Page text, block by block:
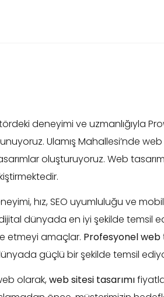
deneyimi ve uzmanlığıyla
Ulamış Mahallesi’nde web
oluşturuyoruz. Web
hız, SEO uyumluluğu ve
dünyada en iyi şekilde temsil
etmeyi amaçlar. Profesyonel web
güçlü bir şekilde temsil
olarak,web sitesi tasarımı